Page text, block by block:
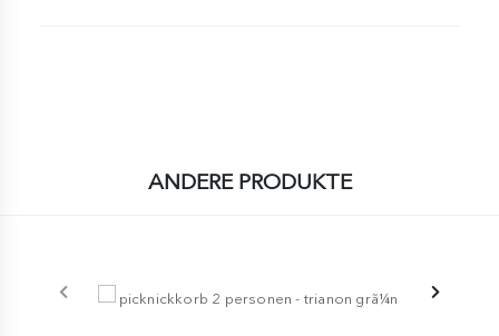
ANDERE PRODUKTE